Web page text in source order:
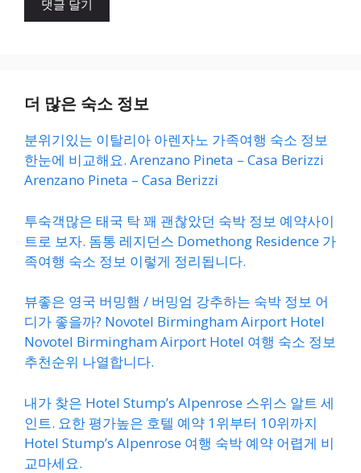
더 많은 숙소 정보
분위기있는 이탈리아 아렌자노 가족여행 숙소 정보
한눈에 비교해요. Arenzano Pineta – Casa Berizzi
Arenzano Pineta – Casa Berizzi
투숙객많은 태국 탁 꽤 괜찮았던 숙박 정보 예약사이
트로 보자. 돔통 레지던스 Domethong Residence 가
족여행 숙소 정보 이렇게 정리됩니다.
뷰좋은 영국 버밍햄 / 버밍엄 강추하는 숙박 정보 어
디가 좋을까? Novotel Birmingham Airport Hotel
Novotel Birmingham Airport Hotel 여행 숙소 정보
추천순위 나열합니다.
내가 찾은 Hotel Stump’s Alpenrose 스위스 알트 세
인트. 요한 평가높은 호텔 예약 1위부터 10위까지
Hotel Stump’s Alpenrose 여행 숙박 예약 어렵게 비
교마세요.